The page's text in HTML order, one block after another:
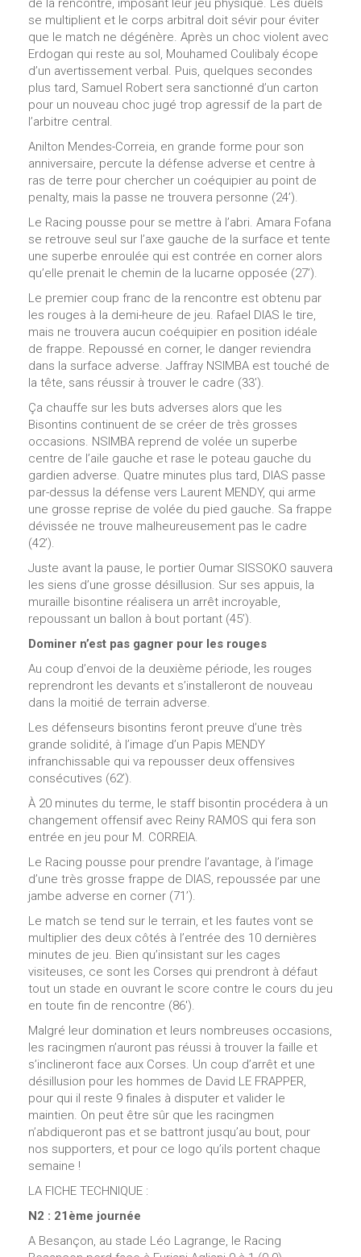
de la rencontre, imposant leur jeu physique. Les duels
se multiplient et le corps arbitral doit sévir pour éviter
que le match ne dégénère. Après un choc violent avec
Erdogan qui reste au sol, Mouhamed Coulibaly écope
d’un avertissement verbal. Puis, quelques secondes
plus tard, Samuel Robert sera sanctionné d’un carton
pour un nouveau choc jugé trop agressif de la part de
l’arbitre central.
Anilton Mendes-Correia, en grande forme pour son
anniversaire, percute la défense adverse et centre à
ras de terre pour chercher un coéquipier au point de
penalty, mais la passe ne trouvera personne (24’).
Le Racing pousse pour se mettre à l’abri. Amara Fofana
se retrouve seul sur l’axe gauche de la surface et tente
une superbe enroulée qui est contrée en corner alors
qu’elle prenait le chemin de la lucarne opposée (27’).
Le premier coup franc de la rencontre est obtenu par
les rouges à la demi-heure de jeu. Rafael DIAS le tire,
mais ne trouvera aucun coéquipier en position idéale
de frappe. Repoussé en corner, le danger reviendra
dans la surface adverse. Jaffray NSIMBA est touché de
la tête, sans réussir à trouver le cadre (33’).
Ça chauffe sur les buts adverses alors que les
Bisontins continuent de se créer de très grosses
occasions. NSIMBA reprend de volée un superbe
centre de l’aile gauche et rase le poteau gauche du
gardien adverse. Quatre minutes plus tard, DIAS passe
par-dessus la défense vers Laurent MENDY, qui arme
une grosse reprise de volée du pied gauche. Sa frappe
dévissée ne trouve malheureusement pas le cadre
(42’).
Juste avant la pause, le portier Oumar SISSOKO sauvera
les siens d’une grosse désillusion. Sur ses appuis, la
muraille bisontine réalisera un arrêt incroyable,
repoussant un ballon à bout portant (45’).
Dominer n’est pas gagner pour les rouges
Au coup d’envoi de la deuxième période, les rouges
reprendront les devants et s’installeront de nouveau
dans la moitié de terrain adverse.
Les défenseurs bisontins feront preuve d’une très
grande solidité, à l’image d’un Papis MENDY
infranchissable qui va repousser deux offensives
consécutives (62’).
À 20 minutes du terme, le staff bisontin procédera à un
changement offensif avec Reiny RAMOS qui fera son
entrée en jeu pour M. CORREIA.
Le Racing pousse pour prendre l’avantage, à l’image
d’une très grosse frappe de DIAS, repoussée par une
jambe adverse en corner (71’).
Le match se tend sur le terrain, et les fautes vont se
multiplier des deux côtés à l’entrée des 10 dernières
minutes de jeu. Bien qu’insistant sur les cages
visiteuses, ce sont les Corses qui prendront à défaut
tout un stade en ouvrant le score contre le cours du jeu
en toute fin de rencontre (86′).
Malgré leur domination et leurs nombreuses occasions,
les racingmen n’auront pas réussi à trouver la faille et
s’inclineront face aux Corses. Un coup d’arrêt et une
désillusion pour les hommes de David LE FRAPPER,
pour qui il reste 9 finales à disputer et valider le
maintien. On peut être sûr que les racingmen
n’abdiqueront pas et se battront jusqu’au bout, pour
nos supporters, et pour ce logo qu’ils portent chaque
semaine !
LA FICHE TECHNIQUE :
N2 : 21ème journée
A Besançon, au stade Léo Lagrange, le Racing